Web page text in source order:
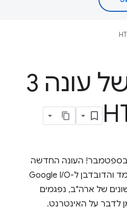
הטריילר של עונה 3
HTTP 203 מחזיר את ה-8 בספטמבר! העונה החדשה
מתעדת את הטיול של הצמד והדובדבן ל-Google I/O
שונים של ארה"ב, נפגמים
לדבר על האינטרנט.